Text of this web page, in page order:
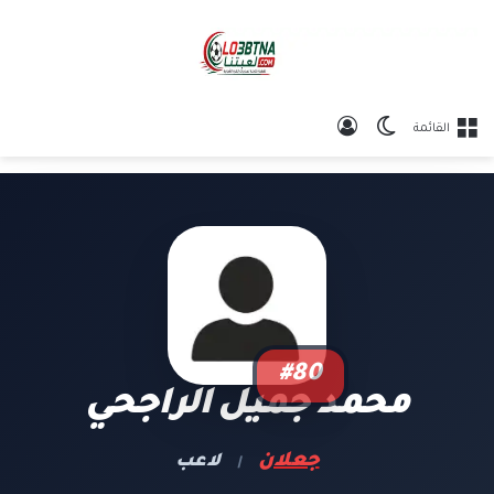
القائمة الوضع المظلم
#80
محمد جميل الراجحي
جعلان | لاعب